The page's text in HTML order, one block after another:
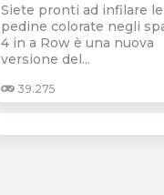
Siete pronti ad infilare le
pedine colorate negli
4 in a Row è una nuova
versione del...
39.275